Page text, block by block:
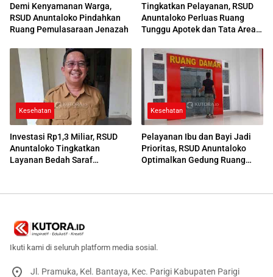
Demi Kenyamanan Warga,
RSUD Anuntaloko Pindahkan
Ruang Pemulasaraan Jenazah
Tingkatkan Pelayanan, RSUD
Anuntaloko Perluas Ruang
Tunggu Apotek dan Tata Area
Kesehatan
Investasi Rp1,3 Miliar, RSUD
Anuntaloko Tingkatkan
Layanan Bedah Saraf
Kesehatan
Pelayanan Ibu dan Bayi Jadi
Prioritas, RSUD Anuntaloko
Optimalkan Gedung Ruang
Ikuti kami di seluruh platform media sosial.
Jl. Pramuka, Kel. Bantaya, Kec. Parigi Kabupaten Parigi